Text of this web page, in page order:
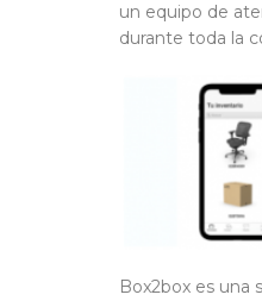
un equipo de
durante toda la
Box2box es una